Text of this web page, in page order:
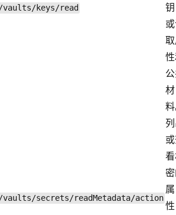
keys/read
材
secrets/readMetadata/action
属